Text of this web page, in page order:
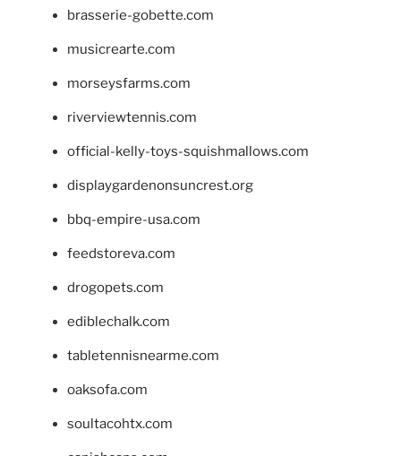
brasserie-gobette.com
musicrearte.com
morseysfarms.com
riverviewtennis.com
official-kelly-toys-squishmallows.com
displaygardenonsuncrest.org
bbq-empire-usa.com
feedstoreva.com
drogopets.com
ediblechalk.com
tabletennisnearme.com
oaksofa.com
soultacohtx.com